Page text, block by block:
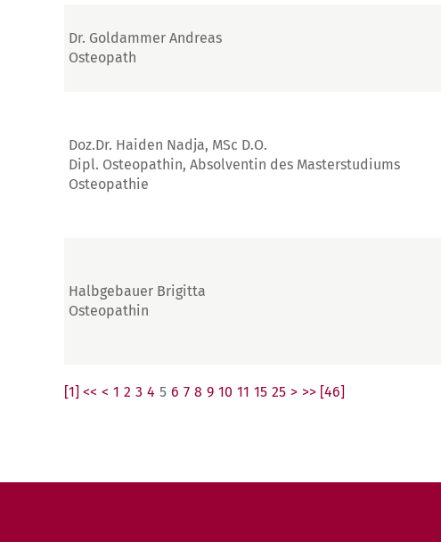
Dr. Goldammer Andreas
Osteopath
Doz.Dr. Haiden Nadja, MSc D.O.
Dipl. Osteopathin, Absolventin des Masterstudiums
Osteopathie
Halbgebauer Brigitta
Osteopathin
[1] << < 1 2 3 4 5 6 7 8 9 10 11 15 25 > >> [46]